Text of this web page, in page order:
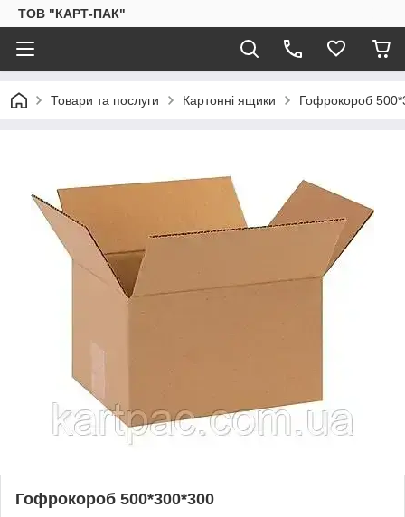
ТОВ "КАРТ-ПАК"
Товари та послуги Картонні ящики Гофрокороб
Гофрокороб 500*300*300